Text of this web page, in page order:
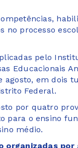
no processo
pelo
Educacionais
agosto, em dois
Federal.
por quatro
para o ensino
médio.
organizadas por